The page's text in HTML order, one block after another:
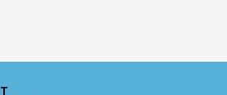
en carbure de tungtène